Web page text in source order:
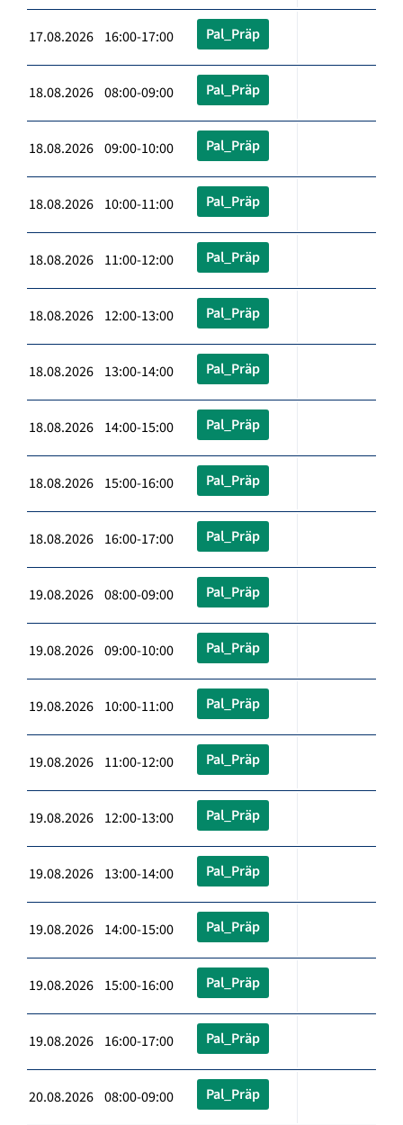
17.08.2026 16:00-17:00 Pal_Präp
18.08.2026 08:00-09:00 Pal_Präp
18.08.2026 09:00-10:00 Pal_Präp
18.08.2026 10:00-11:00 Pal_Präp
18.08.2026 11:00-12:00 Pal_Präp
18.08.2026 12:00-13:00 Pal_Präp
18.08.2026 13:00-14:00 Pal_Präp
18.08.2026 14:00-15:00 Pal_Präp
18.08.2026 15:00-16:00 Pal_Präp
18.08.2026 16:00-17:00 Pal_Präp
19.08.2026 08:00-09:00 Pal_Präp
19.08.2026 09:00-10:00 Pal_Präp
19.08.2026 10:00-11:00 Pal_Präp
19.08.2026 11:00-12:00 Pal_Präp
19.08.2026 12:00-13:00 Pal_Präp
19.08.2026 13:00-14:00 Pal_Präp
19.08.2026 14:00-15:00 Pal_Präp
19.08.2026 15:00-16:00 Pal_Präp
19.08.2026 16:00-17:00 Pal_Präp
20.08.2026 08:00-09:00 Pal_Präp